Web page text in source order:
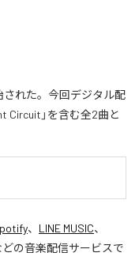
された。今回デジタル配
Circuit」を含む全2曲と
、 LINE MUSIC、
どの音楽配信サービスで